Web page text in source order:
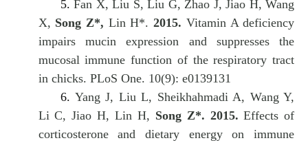
5.Fan X, Liu S, Liu G, Zhao J, Jiao H, Wang
X, Song Z*, Lin H*.2015. Vitamin A deficiency
impairs mucin expression and suppresses the
mucosal immune function of the respiratory tract
in chicks. PLoS One. 10(9): e0139131
6.Yang J, Liu L, Sheikhahmadi A, Wang Y,
Li C, Jiao H, Lin H, Song Z*. 2015. Effects of
corticosterone and dietary energy on immune